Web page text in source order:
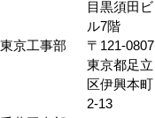
〒153-0063
東京都目黒
区目黒3-9-1
目黒須田ビ
ル7階
〒121-0807